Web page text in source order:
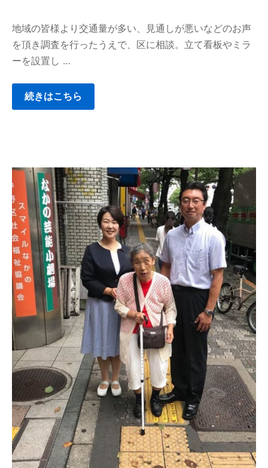
地域の皆様より交通量が多い、見通しが悪いなどのお声
を頂き調査を行ったうえで、区に相談。立て看板やミラ
ーを設置し …
続きはこちら